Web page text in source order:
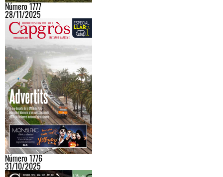
Número 1777
28/11/2025
Número 1776
31/10/2025